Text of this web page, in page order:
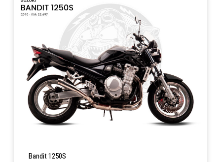
Bandit 1250S